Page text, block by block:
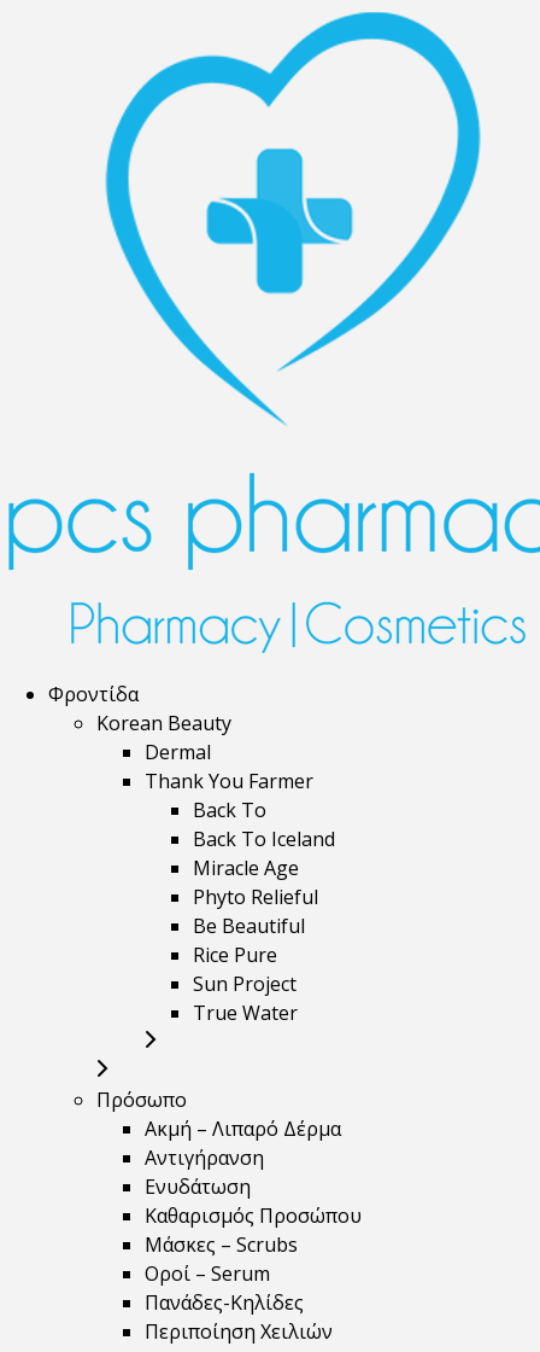
Φροντίδα
Korean Beauty
Dermal
Thank You Farmer
Back To
Back To Iceland
Miracle Age
Phyto Relieful
Be Beautiful
Rice Pure
Sun Project
True Water
Πρόσωπο
Ακμή – Λιπαρό Δέρμα
Αντιγήρανση
Ενυδάτωση
Καθαρισμός Προσώπου
Μάσκες – Scrubs
Οροί – Serum
Πανάδες-Κηλίδες
Περιποίηση Χειλιών